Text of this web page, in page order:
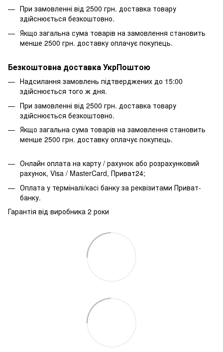
При замовленні від 2500 грн. доставка товару
здійснюється безкоштовно.
Якщо загальна сума товарів на замовлення становить
менше 2500 грн. доставку оплачує покупець.
Безкоштовна доставка УкрПоштою
Надсилання замовлень підтверджених до 15:00
здійснюється того ж дня.
При замовленні від 2500 грн. доставка товару
здійснюється безкоштовно.
Якщо загальна сума товарів на замовлення становить
менше 2500 грн. доставку оплачує покупець.
Онлайн оплата на карту / рахунок або розрахунковий
рахунок, Visa / MasterCard, Приват24;
Оплата у терміналі/касі банку за реквізитами Приват-
банку.
Гарантія від виробника 2 роки